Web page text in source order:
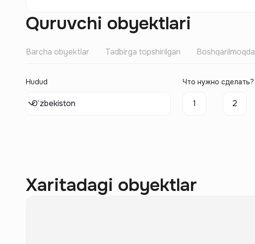
Quruvchi obyektlari
Barcha obyektlar Tadbirga topshirilgan Boshqarilmoqda
Hudud
O‘zbekiston
Что нужно сделать?
1 2
Xaritadagi obyektlar